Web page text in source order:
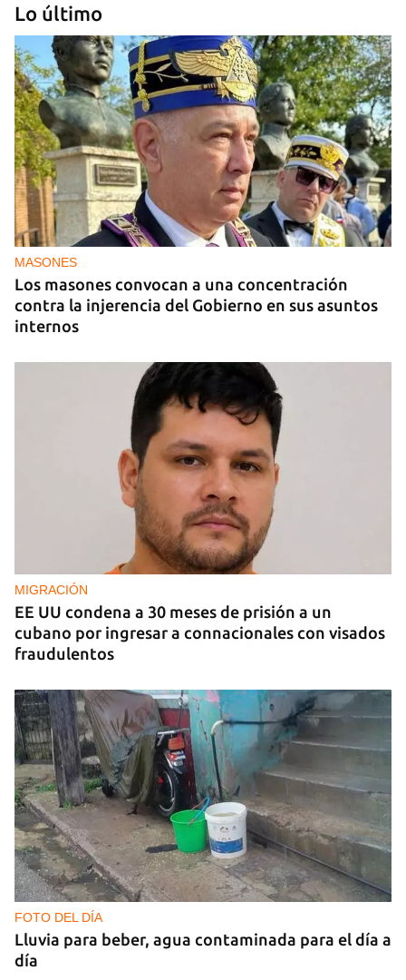
DEPORTES
El cubano Wilfredo León, campeón con Polonia
en la Liga de Naciones de Voleibol 2026
Lo último
MASONES
Los masones convocan a una concentración
contra la injerencia del Gobierno en sus asuntos
internos
MIGRACIÓN
EE UU condena a 30 meses de prisión a un
cubano por ingresar a connacionales con visados
fraudulentos
FOTO DEL DÍA
Lluvia para beber, agua contaminada para el día a
día